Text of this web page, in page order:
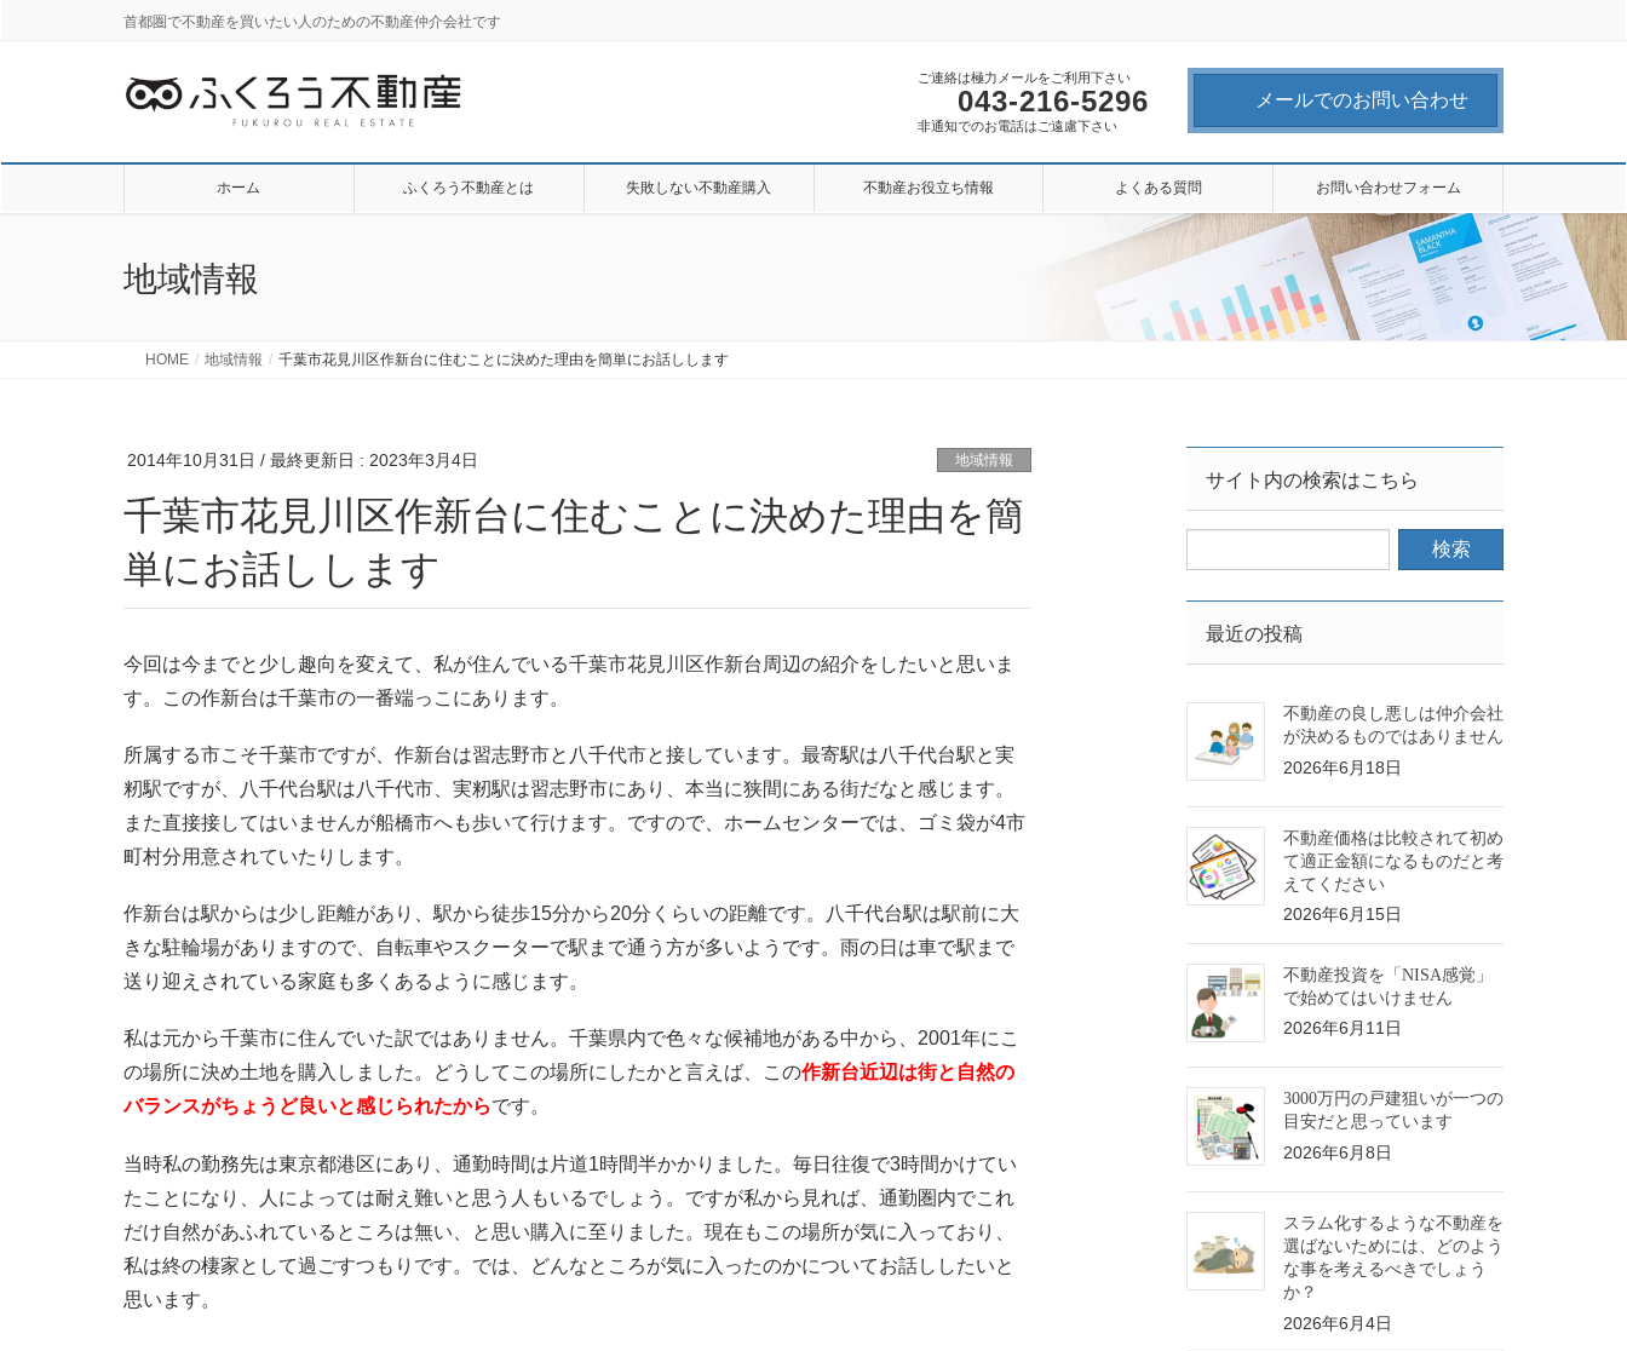
首都圏で不動産を買いたい人のための不動産仲介会社です
ご連絡は極力メールをご利用下さい
043-216-5296
非通知でのお電話はご遠慮下さい
メールでのお問い合わせ
ホーム ふくろう不動産とは 失敗しない不動産購入 不動産お役立ち情報 よくある質問 お問い合わせフォーム
地域情報
HOME 地域情報 千葉市花見川区作新台に住むことに決めた理由を簡単にお話しします
2014年10月31日 / 最終更新日 : 2023年3月4日 地域情報
千葉市花見川区作新台に住むことに決めた理由を簡
単にお話しします
今回は今までと少し趣向を変えて、私が住んでいる千葉市花見川区作新台周辺の紹介をしたいと思いま
す。この作新台は千葉市の一番端っこにあります。
所属する市こそ千葉市ですが、作新台は習志野市と八千代市と接しています。最寄駅は八千代台駅と実
籾駅ですが、八千代台駅は八千代市、実籾駅は習志野市にあり、本当に狭間にある街だなと感じます。
また直接接してはいませんが船橋市へも歩いて行けます。ですので、ホームセンターでは、ゴミ袋が4市
町村分用意されていたりします。
作新台は駅からは少し距離があり、駅から徒歩15分から20分くらいの距離です。八千代台駅は駅前に大
きな駐輪場がありますので、自転車やスクーターで駅まで通う方が多いようです。雨の日は車で駅まで
送り迎えされている家庭も多くあるように感じます。
私は元から千葉市に住んでいた訳ではありません。千葉県内で色々な候補地がある中から、2001年にこ
の場所に決め土地を購入しました。どうしてこの場所にしたかと言えば、この作新台近辺は街と自然の
バランスがちょうど良いと感じられたからです。
当時私の勤務先は東京都港区にあり、通勤時間は片道1時間半かかりました。毎日往復で3時間かけてい
たことになり、人によっては耐え難いと思う人もいるでしょう。ですが私から見れば、通勤圏内でこれ
だけ自然があふれているところは無い、と思い購入に至りました。現在もこの場所が気に入っており、
私は終の棲家として過ごすつもりです。では、どんなところが気に入ったのかについてお話ししたいと
思います。
サイト内の検索はこちら
最近の投稿
不動産の良し悪しは仲介会社
が決めるものではありません
2026年6月18日
不動産価格は比較されて初め
て適正金額になるものだと考
えてください
2026年6月15日
不動産投資を「NISA感覚」
で始めてはいけません
2026年6月11日
3000万円の戸建狙いが一つの
目安だと思っています
2026年6月8日
スラム化するような不動産を
選ばないためには、どのよう
な事を考えるべきでしょう
か？
2026年6月4日